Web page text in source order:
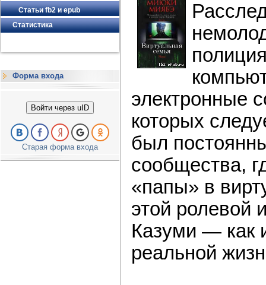
Статьи fb2 и epub
Статистика
Форма входа
Войти через uID
Старая форма входа
электронные
которых
был
сообщества,
«папы» в
этой ролевой
Казуми — как
реальной